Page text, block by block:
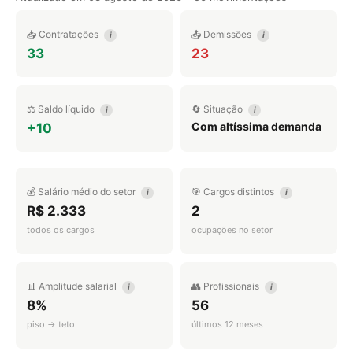
📥 Contratações i
33
📤 Demissões i
23
⚖️ Saldo líquido i
+10
🔄 Situação i
Com altíssima demanda
💰 Salário médio do setor i
R$ 2.333
todos os cargos
🎯 Cargos distintos i
2
ocupações no setor
📊 Amplitude salarial i
8%
piso → teto
👥 Profissionais i
56
últimos 12 meses